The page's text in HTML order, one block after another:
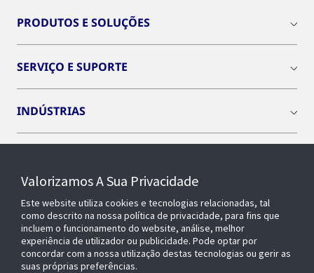
PRODUTOS E SOLUÇÕES
SERVIÇO E SUPORTE
INDÚSTRIAS
SOBRE NÓS
OPENBLUE
Valorizamos A Sua Privacidade
Este website utiliza cookies e tecnologias relacionadas, tal
como descrito na nossa política de privacidade, para fins que
incluem o funcionamento do website, análise, melhor
experiência de utilizador ou publicidade. Pode optar por
concordar com a nossa utilização destas tecnologias ou gerir as
suas próprias preferências.